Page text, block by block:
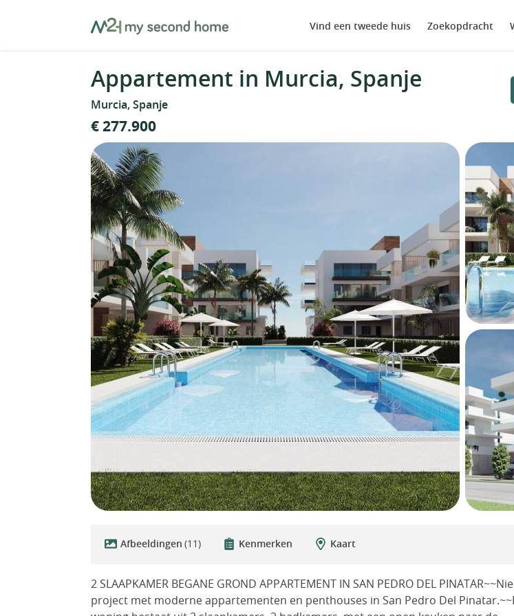
MySecondHome Vind een tweede huis Zoekopdracht
Appartement in Murcia, Spanje
Murcia, Spanje
€ 277.900
Afbeeldingen (11) Kenmerken Kaart
2 SLAAPKAMER BEGANE GROND APPARTEMENT IN SAN PEDRO DEL
project met moderne appartementen en penthouses in San Pedro Del